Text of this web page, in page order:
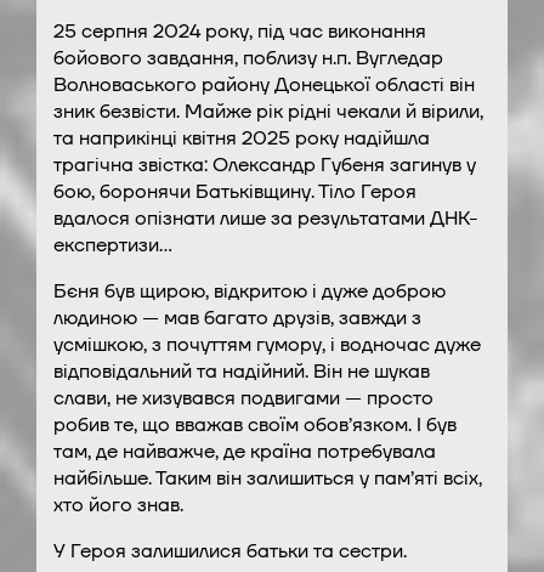
25 серпня 2024 року, під час виконання
бойового завдання, поблизу н.п. Вугледар
Волноваського району Донецької області він
зник безвісти. Майже рік рідні чекали й вірили,
та наприкінці квітня 2025 року надійшла
трагічна звістка: Олександр Губеня загинув у
бою, боронячи Батьківщину. Тіло Героя
вдалося опізнати лише за результатами ДНК-
експертизи…
Бєня був щирою, відкритою і дуже доброю
людиною — мав багато друзів, завжди з
усмішкою, з почуттям гумору, і водночас дуже
відповідальний та надійний. Він не шукав
слави, не хизувався подвигами — просто
робив те, що вважав своїм обов’язком. І був
там, де найважче, де країна потребувала
найбільше. Таким він залишиться у пам’яті всіх,
хто його знав.
У Героя залишилися батьки та сестри.